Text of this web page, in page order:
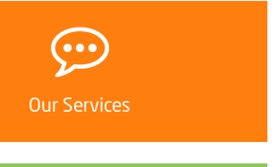
Our Services